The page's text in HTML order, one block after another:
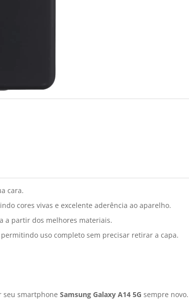
cara.
cores vivas e excelente aderência ao aparelho.
a partir dos melhores materiais.
uso completo sem precisar retirar a capa.
seu smartphone Samsung Galaxy A14 5G sempre novo.